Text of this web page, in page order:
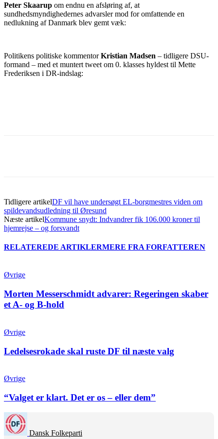
Peter Skaarup om endnu en afsløring af, at
sundhedsmyndighedernes advarsler mod for omfattende en
nedlukning af Danmark blev gemt væk:
Politikens politiske kommentorKristian Madsen – tidligere DSU-
formand – med et muntert tweet om 0. klasses hyldest til Mette
Frederiksen i DR-indslag:
Tidligere artikelDF vil have undersøgt EL-borgmestres viden om
spildevandsudledning til Øresund
Næste artikelKommune snydt: Indvandrer fik 106.000 kroner til
hjemrejse – og forsvandt
RELATEREDE ARTIKLERMERE FRA FORFATTEREN
Øvrige
Morten Messerschmidt advarer: Regeringen skaber
et A- og B-hold
Øvrige
Ledelsesrokade skal ruste DF til næste valg
Øvrige
“Valget er klart. Det er os – eller dem”
Dansk Folkeparti